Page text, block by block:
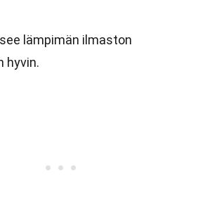
lämpimän ilmaston
hyvin.